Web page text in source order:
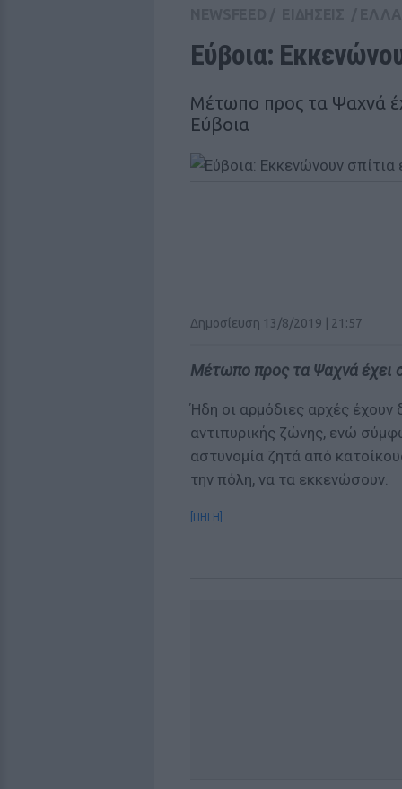
Εύβοια:
Μέτωπο προς τα Ψαχνά
Εύβοια
Δημοσίευση 13/8/2019 | 21:57
Μέτωπο προς τα Ψαχνά έχει
Ήδη οι αρμόδιες αρχές έχουν
αντιπυρικής ζώνης, ενώ
αστυνομία ζητά από
την πόλη, να τα εκκενώσουν.
[ΠΗΓΗ]